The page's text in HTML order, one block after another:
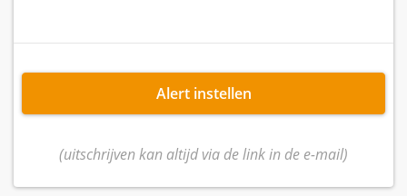
Alert instellen
(uitschrijven kan altijd via de link in de e-mail)